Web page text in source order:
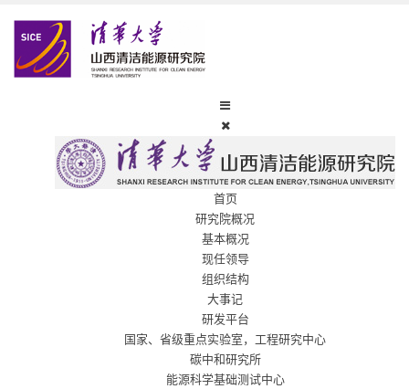
首页
研究院概况
基本概况
现任领导
组织结构
大事记
研发平台
国家、省级重点实验室，工程研究中心
碳中和研究所
能源科学基础测试中心